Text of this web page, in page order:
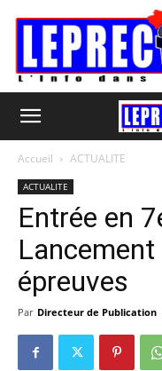
Accueil ACTUALITE
ACTUALITE
Entrée en
épreuves
Par Directeur de Publication